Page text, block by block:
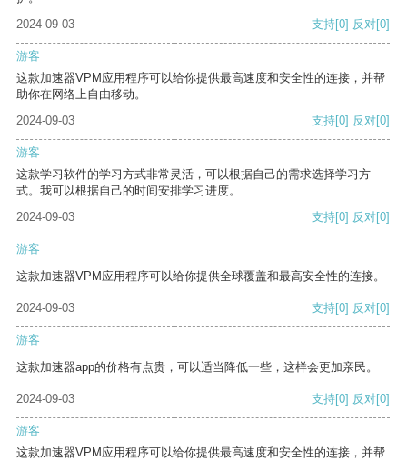
2024-09-03
支持[0] 反对[0]
游客
这款加速器VPM应用程序可以给你提供最高速度和安全性的连接，并帮
助你在网络上自由移动。
2024-09-03
支持[0] 反对[0]
游客
这款学习软件的学习方式非常灵活，可以根据自己的需求选择学习方
式。我可以根据自己的时间安排学习进度。
2024-09-03
支持[0] 反对[0]
游客
这款加速器VPM应用程序可以给你提供全球覆盖和最高安全性的连接。
2024-09-03 支持[0] 反对[0]
游客
这款加速器app的价格有点贵，可以适当降低一些，这样会更加亲民。
2024-09-03 支持[0] 反对[0]
游客
这款加速器VPM应用程序可以给你提供最高速度和安全性的连接，并帮